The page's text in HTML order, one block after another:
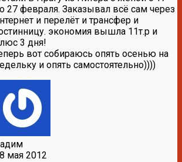
27 февраля. Заказывал всё сам через
и перелёт и трансфер и
экономия вышла 11т.р и
3 дня!
вот собираюсь опять осенью на
и опять самостоятельно))))
мая 2012